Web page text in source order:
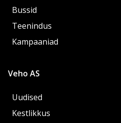
Bussid
Teenindus
Kampaaniad
Veho AS
Uudised
Kestlikkus